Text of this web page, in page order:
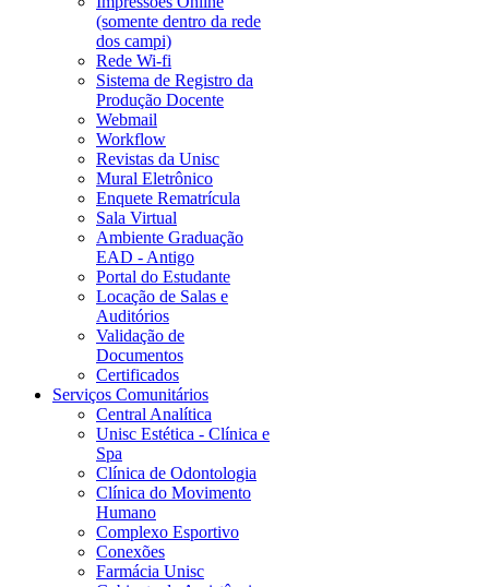
(somente dentro da rede
dos campi)
Rede Wi-fi
Sistema de Registro da
Produção Docente
Webmail
Workflow
Revistas da Unisc
Mural Eletrônico
Enquete Rematrícula
Sala Virtual
Ambiente Graduação
EAD - Antigo
Portal do Estudante
Locação de Salas e
Auditórios
Validação de
Documentos
Certificados
Serviços Comunitários
Central Analítica
Unisc Estética - Clínica e
Spa
Clínica de Odontologia
Clínica do Movimento
Humano
Complexo Esportivo
Conexões
Farmácia Unisc